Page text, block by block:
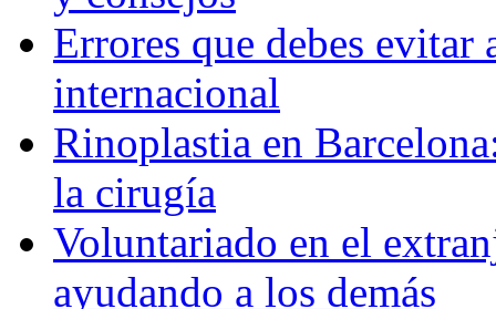
Errores que debes
internacional
Rinoplastia en
la cirugía
Voluntariado en el
ayudando a los demás